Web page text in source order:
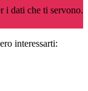
i dati che ti servono.
interessarti: